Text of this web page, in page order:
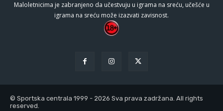
Maloletnicima je zabranjeno da učestvuju u igrama na sreću, učešće u
igrama na sreću može izazvati zavisnost.
© Sportska centrala 1999 - 2026 Sva prava zadržana. All rights
reserved.